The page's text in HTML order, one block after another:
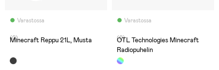
Varastossa
(0)
Minecraft Reppu 21L, Musta
Varastossa
(0)
OTL Technologies Minecraft
Radiopuhelin